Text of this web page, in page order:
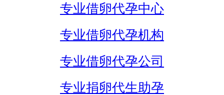
专业借卵代孕中心
专业借卵代孕机构
专业借卵代孕公司
专业捐卵代生助孕